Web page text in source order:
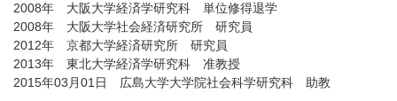
2008年 大阪大学経済学研究科 単位修得退学
2008年 大阪大学社会経済研究所 研究員
2012年 京都大学経済研究所 研究員
2013年 東北大学経済学研究科 准教授
2015年03月01日 広島大学大学院社会科学研究科 助教